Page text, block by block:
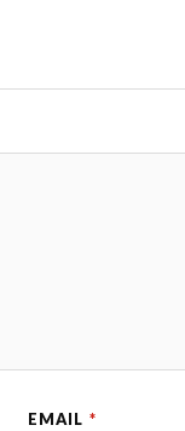
EMAIL *